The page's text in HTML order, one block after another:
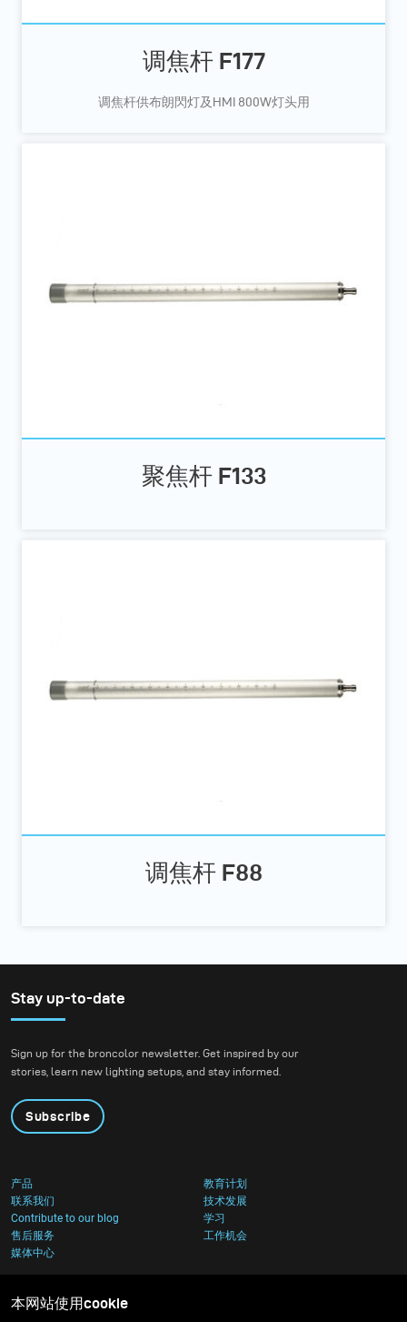
调焦杆 F177
调焦杆供布朗閃灯及HMI 800W灯头用
聚焦杆 F133
调焦杆 F88
Stay up-to-date
Sign up for the broncolor newsletter. Get inspired by our
stories, learn new lighting setups, and stay informed.
Subscribe
产品
教育计划
联系我们
技术发展
Contribute to our blog
学习
售后服务
工作机会
媒体中心
本网站使用cookie